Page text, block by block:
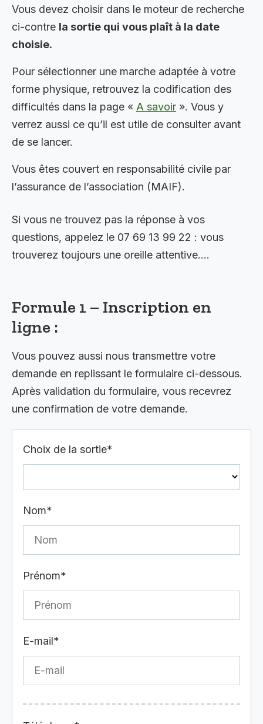
Vous devez choisir dans le moteur de recherche
ci-contre la sortie qui vous plaît à la date
choisie.
Pour sélectionner une marche adaptée à votre
forme physique, retrouvez la codification des
difficultés dans la page « A savoir ». Vous y
verrez aussi ce qu’il est utile de consulter avant
de se lancer.
Vous êtes couvert en responsabilité civile par
l’assurance de l’association (MAIF).
Si vous ne trouvez pas la réponse à vos
questions, appelez le 07 69 13 99 22 : vous
trouverez toujours une oreille attentive….
Formule 1 – Inscription en
ligne :
Vous pouvez aussi nous transmettre votre
demande en replissant le formulaire ci-dessous.
Après validation du formulaire, vous recevrez
une confirmation de votre demande.
Choix de la sortie*
Nom*
Prénom*
E-mail*